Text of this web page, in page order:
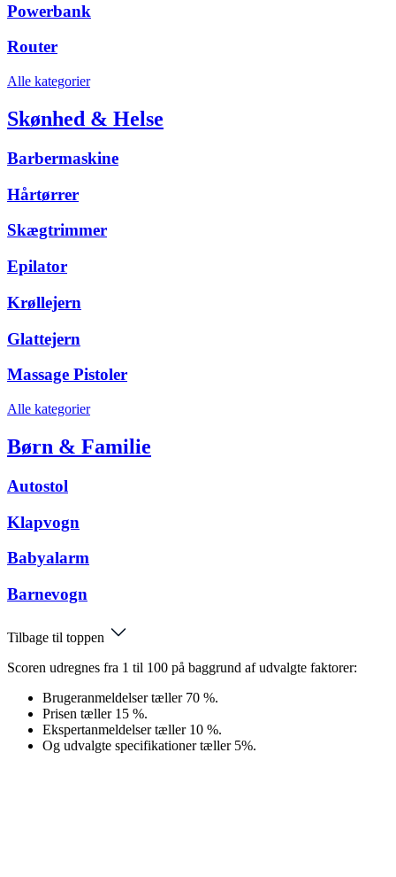
Powerbank
Router
Alle kategorier
Skønhed & Helse
Barbermaskine
Hårtørrer
Skægtrimmer
Epilator
Krøllejern
Glattejern
Massage Pistoler
Alle kategorier
Børn & Familie
Autostol
Klapvogn
Babyalarm
Barnevogn
Tilbage til toppen
Scoren udregnes fra 1 til 100 på baggrund af udvalgte faktorer:
Brugeranmeldelser tæller 70 %.
Prisen tæller 15 %.
Ekspertanmeldelser tæller 10 %.
Og udvalgte specifikationer tæller 5%.